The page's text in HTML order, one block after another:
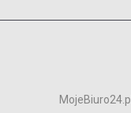
MojeBiuro24.pl